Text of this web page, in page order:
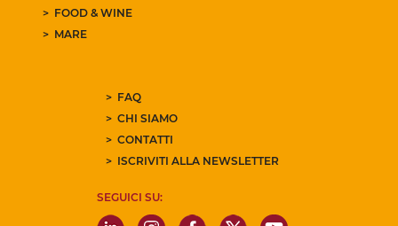
FOOD & WINE
MARE
FAQ
CHI SIAMO
CONTATTI
ISCRIVITI ALLA NEWSLETTER
SEGUICI SU: